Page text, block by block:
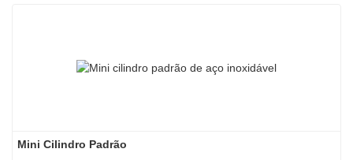
Mini Cilindro Padrão